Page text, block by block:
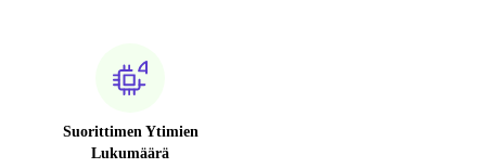
Suorittimen Ytimien
Lukumäärä